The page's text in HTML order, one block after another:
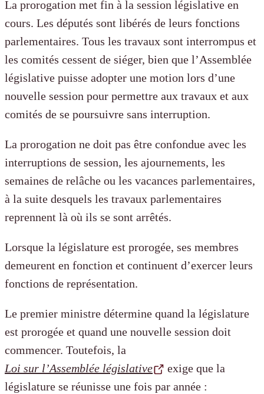
La prorogation met fin à la session législative en
cours. Les députés sont libérés de leurs fonctions
parlementaires. Tous les travaux sont interrompus et
les comités cessent de siéger, bien que l’Assemblée
législative puisse adopter une motion lors d’une
nouvelle session pour permettre aux travaux et aux
comités de se poursuivre sans interruption.
La prorogation ne doit pas être confondue avec les
interruptions de session, les ajournements, les
semaines de relâche ou les vacances parlementaires,
à la suite desquels les travaux parlementaires
reprennent là où ils se sont arrêtés.
Lorsque la législature est prorogée, ses membres
demeurent en fonction et continuent d’exercer leurs
fonctions de représentation.
Le premier ministre détermine quand la législature
est prorogée et quand une nouvelle session doit
commencer. Toutefois, la
Loi sur l’Assemblée législative
exige que la
législature se réunisse une fois par année :